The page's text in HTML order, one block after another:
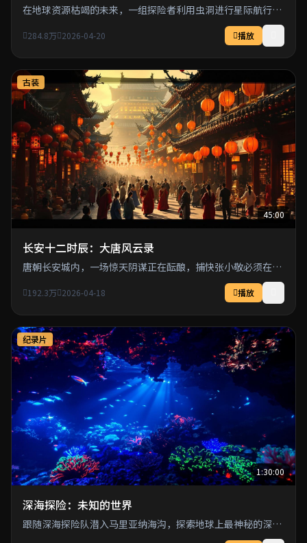
在地球资源枯竭的未来，一组探险者利用虫洞进行星际航行，
284.8万 2026-04-20 播放
45:00
古装
长安十二时辰：大唐风云录
唐朝长安城内，一场惊天阴谋正在酝酿，捕快张小敬必须在十
192.3万 2026-04-18 播放
1:30:00
纪录片
深海探险：未知的世界
跟随深海探险队潜入马里亚纳海沟，探索地球上最神秘的深海